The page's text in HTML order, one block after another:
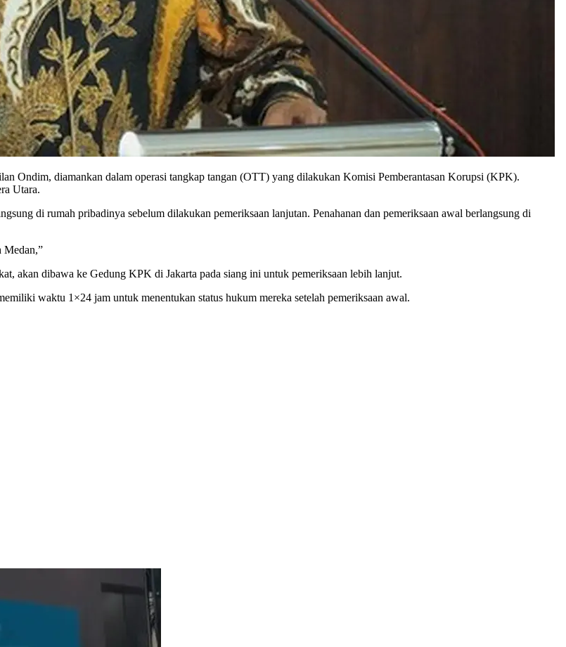
Ondim, diamankan dalam operasi tangkap tangan (OTT) yang dilakukan Komisi Pemberantasan Korupsi (KPK).
Utara.
di rumah pribadinya sebelum dilakukan pemeriksaan lanjutan. Penahanan dan pemeriksaan awal berlangsung di
Medan,”
akan dibawa ke Gedung KPK di Jakarta pada siang ini untuk pemeriksaan lebih lanjut.
waktu 1×24 jam untuk menentukan status hukum mereka setelah pemeriksaan awal.